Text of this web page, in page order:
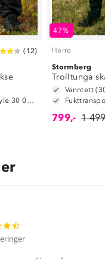
( 12)
47%
Herre
Stormberg
Trolltunga
799,- 1
star